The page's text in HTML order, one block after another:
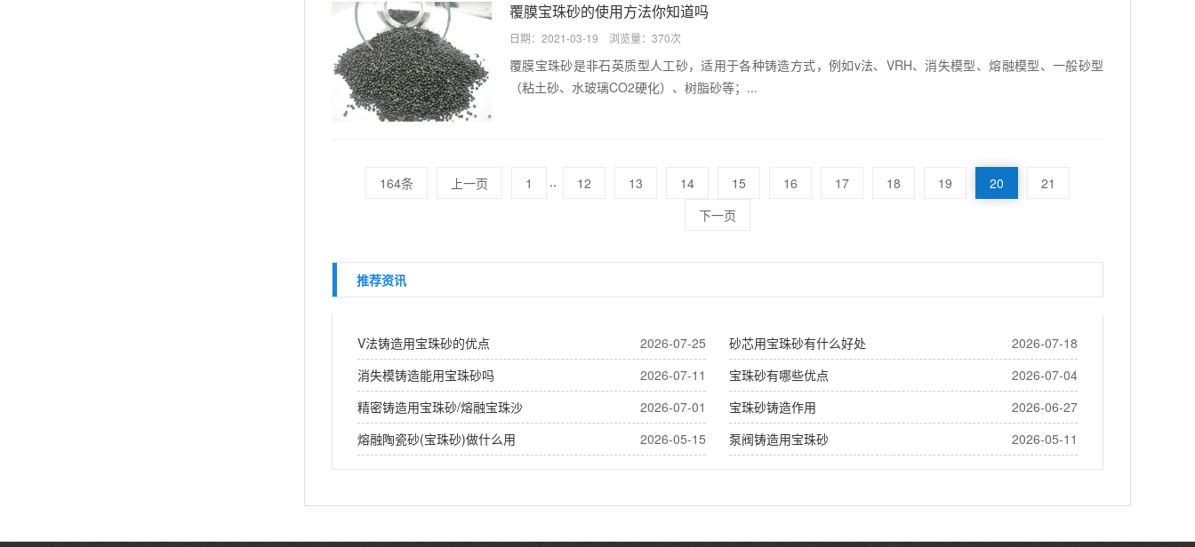
覆膜宝珠砂的使用方法你知道吗
日期：2021-03-19 浏览量：370次
覆膜宝珠砂是非石英质型人工砂，适用于各种铸造方式，例如v法、VRH、消失模型、熔融模型、一般砂型
（粘土砂、水玻璃CO2硬化）、树脂砂等；...
164条 上一页 1 .. 12 13 14 15 16 17 18 19 20
21
下一页
推荐资讯
2026-07-25
V法铸造用宝珠砂的优点 2026-07-18
砂芯用宝珠砂有什么好处
2026-07-11
消失模铸造能用宝珠砂吗 2026-07-04
宝珠砂有哪些优点
2026-07-01
精密铸造用宝珠砂/熔融宝珠沙 2026-06-27
宝珠砂铸造作用
2026-05-15
熔融陶瓷砂(宝珠砂)做什么用 2026-05-11
泵阀铸造用宝珠砂